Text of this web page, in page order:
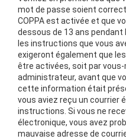
mot de passe soient
COPPA est activée et que
dessous de 13 ans pendant
les instructions que vous
exigeront également que
être activées, soit par
administrateur, avant que
cette information était
vous aviez reçu un courrier
instructions. Si vous ne
électronique, vous avez
mauvaise adresse de